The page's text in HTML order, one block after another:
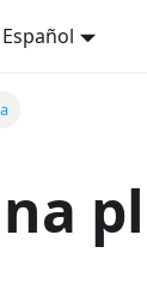
Español